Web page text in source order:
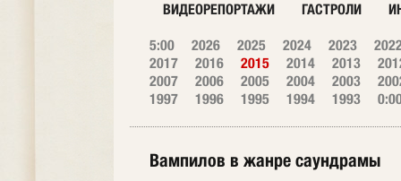
ВИДЕОРЕПОРТАЖИ ГАСТРОЛИ
5:00 2026 2025 2024 2023
2017
2016 2015 2014 2013
2007
2006 2005 2004 2003
1997
1996 1995 1994 1993
Вампилов в жанре саундрамы